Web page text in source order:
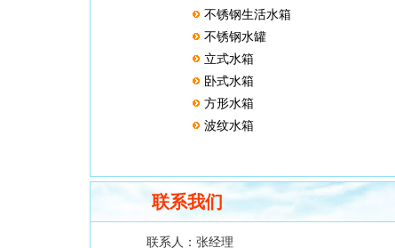
不锈钢生活水箱
不锈钢水罐
立式水箱
卧式水箱
方形水箱
波纹水箱
联系我们
联系人： 张经理